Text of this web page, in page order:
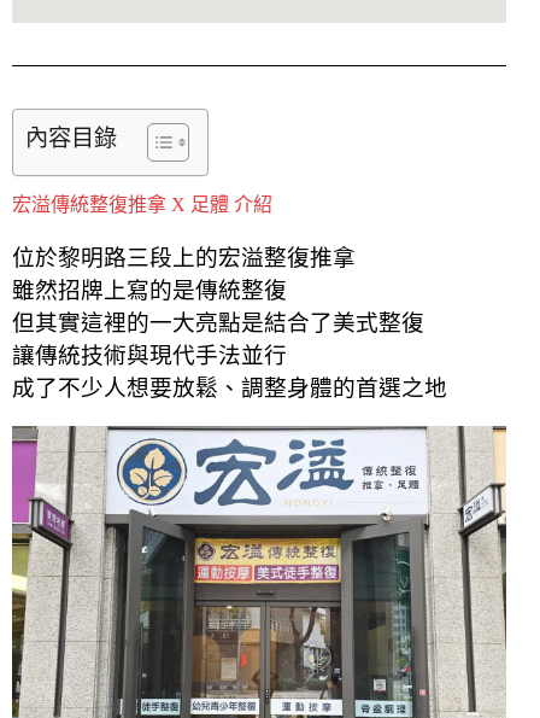
內容目錄
宏溢傳統整復推拿 X 足體 介紹
位於黎明路三段上的宏溢整復推拿
雖然招牌上寫的是傳統整復
但其實這裡的一大亮點是結合了美式整復
讓傳統技術與現代手法並行
成了不少人想要放鬆、調整身體的首選之地